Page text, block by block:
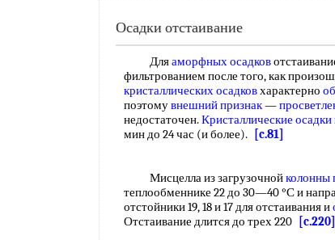
Осадки отстаивание
Дляаморфных осадков
фильтрованием после того, как
кристаллических осадковхарактерно
поэтомувнешний признак—
недостаточен.Кристаллические осадки
мин до 24 час (и более).
[c.81]
Мисцелла из загрузочнойколонны
теплообменнике 22 до 30—40 °С и
отстойники 19, 18 и 17 для отстаивания и
Отстаивание длится до трех 220
[c.220]